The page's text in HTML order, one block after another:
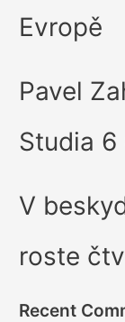
Evropě
Pavel
Studia 6
V
roste
Recent